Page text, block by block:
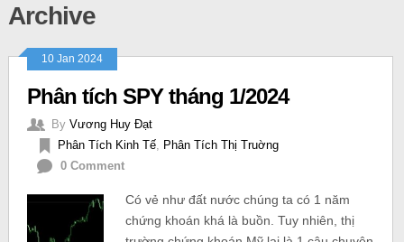
Archive
10 Jan 2024
Phân tích SPY tháng 1/2024
By Vương Huy Đạt
Phân Tích Kinh Tế, Phân Tích Thị Truờng
0 Comment
Có vẻ như đất nước chúng ta có 1 năm
chứng khoán khá là buồn. Tuy nhiên, thị